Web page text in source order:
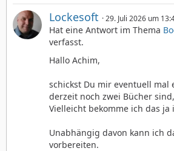
Lockesoft 29. Juli 2026 um
Hat eine Antwort im Thema
verfasst.
Hallo Achim,
schickst Du mir eventuell mal
derzeit noch zwei Bücher
Vielleicht bekomme ich das
Unabhängig davon kann ich
vorbereiten.